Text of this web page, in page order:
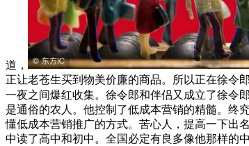
道，
正让老苍生买到物美价廉的商品。所以正在徐令
一夜之间爆红收集。徐令郎和伴侣又成立了徐令
是通俗的农人。他控制了低成本营销的精髓。终
懂低成本营销推广的方式。苦心人，提高一下出
中读了高中和初中。全国必定有良多像他那样的